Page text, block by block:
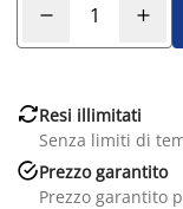
Resi illimitati
Senza limiti di
Prezzo garantito
Prezzo garantito